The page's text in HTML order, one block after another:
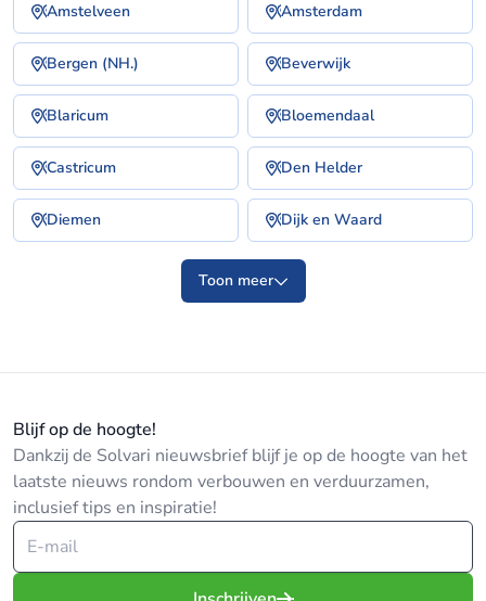
Amstelveen Amsterdam
Bergen (NH.) Beverwijk
Blaricum Bloemendaal
Castricum Den Helder
Diemen Dijk en Waard
Toon meer
Blijf op de hoogte!
Dankzij de Solvari nieuwsbrief blijf je op de hoogte van het
laatste nieuws rondom verbouwen en verduurzamen,
inclusief tips en inspiratie!